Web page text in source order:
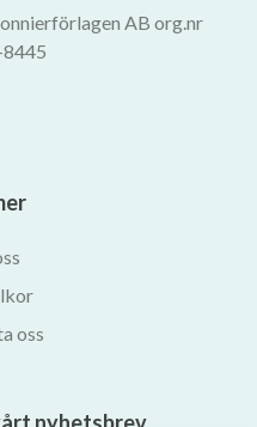
AB org.nr
oss
nyhetsbrev